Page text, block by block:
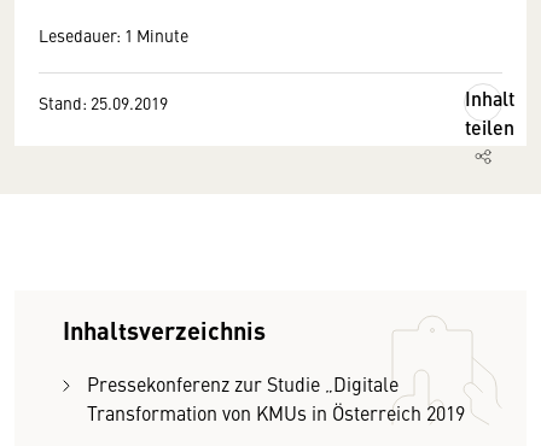
Lesedauer: 1 Minute
Stand: 25.09.2019
Inhalt
teilen
Inhaltsverzeichnis
Pressekonferenz zur Studie „Digitale
Transformation von KMUs in Österreich 2019